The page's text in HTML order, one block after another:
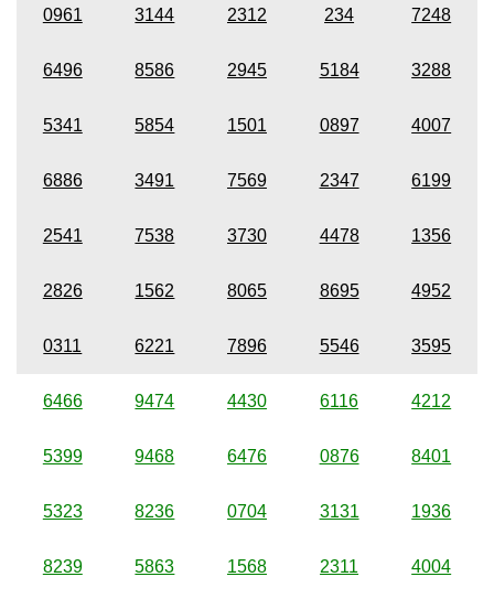
0961 3144 2312 234 7248
6496 8586 2945 5184 3288
5341 5854 1501 0897 4007
6886 3491 7569 2347 6199
2541 7538 3730 4478 1356
2826 1562 8065 8695 4952
0311 6221 7896 5546 3595
6466 9474 4430 6116 4212
5399 9468 6476 0876 8401
5323 8236 0704 3131 1936
8239 5863 1568 2311 4004